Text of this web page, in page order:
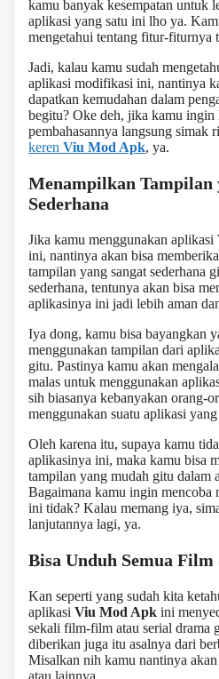
kamu banyak kesempatan untuk
aplikasi yang satu ini lho ya.
mengetahui tentang fitur-fiturnya
Jadi, kalau kamu sudah
aplikasi modifikasi ini, nantinya
dapatkan kemudahan dalam
begitu? Oke deh, jika kamu ingin
pembahasannya langsung simak
keren Viu Mod Apk, ya.
Menampilkan Tampilan
Sederhana
Jika kamu menggunakan aplikasi
ini, nantinya akan bisa
tampilan yang sangat sederhana
sederhana, tentunya akan bisa
aplikasinya ini jadi lebih aman
Iya dong, kamu bisa bayangkan
menggunakan tampilan dari
gitu. Pastinya kamu akan
malas untuk menggunakan
sih biasanya kebanyakan orang-
menggunakan suatu aplikasi
Oleh karena itu, supaya kamu
aplikasinya ini, maka kamu bisa
tampilan yang mudah gitu dalam
Bagaimana kamu ingin mencoba
ini tidak? Kalau memang iya,
lanjutannya lagi, ya.
Bisa Unduh Semua Film
Kan seperti yang sudah kita
aplikasi Viu Mod Apk ini
sekali film-film atau serial
diberikan juga itu asalnya dari
Misalkan nih kamu nantinya
atau lainnya.